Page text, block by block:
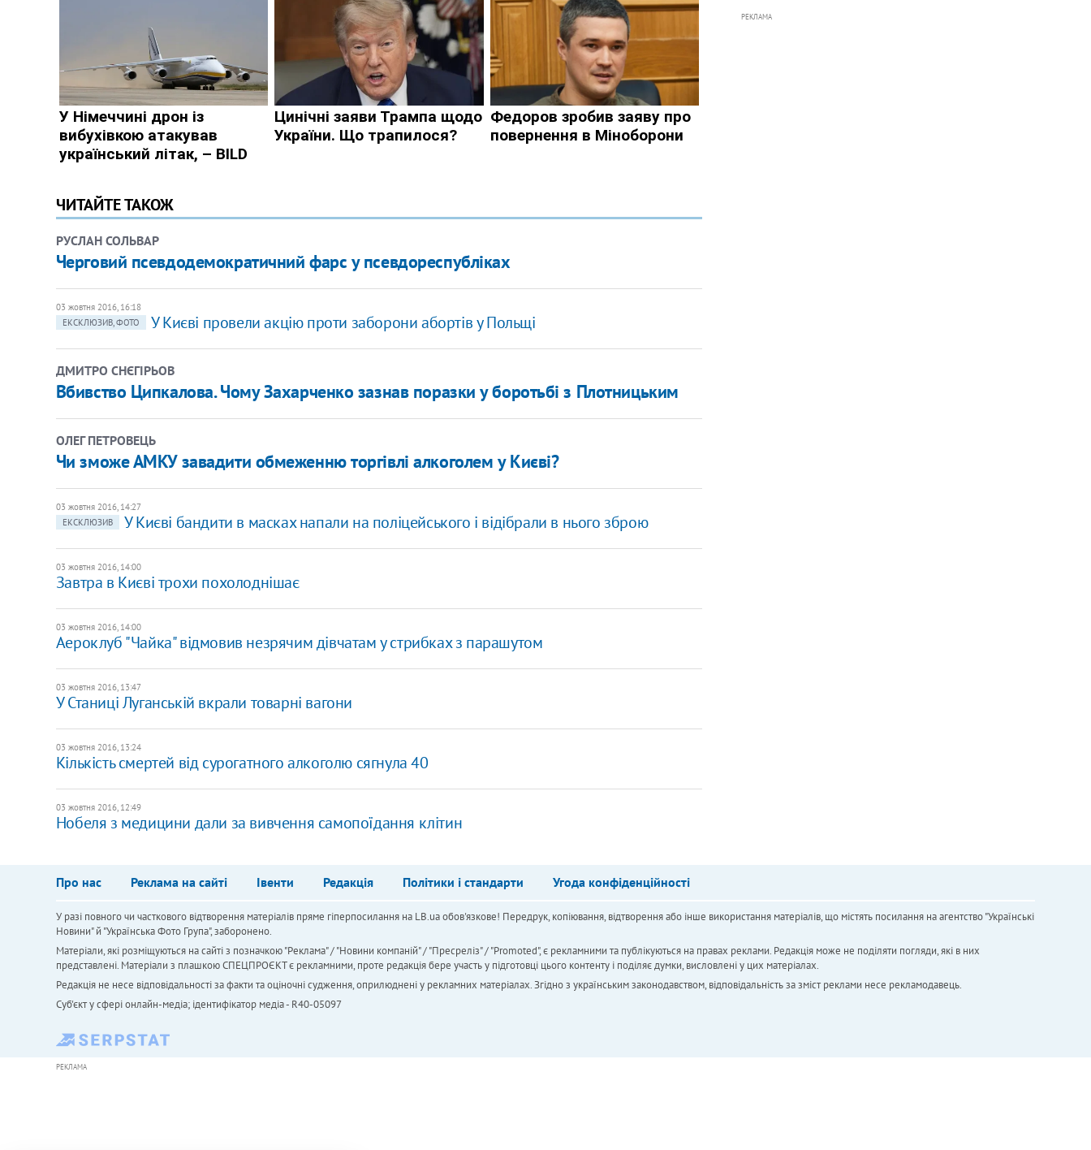
ЧИТАЙТЕ ТАКОЖ
РУСЛАН СОЛЬВАР
Черговий псевдодемократичний фарс у псевдореспубліках
03 жовтня 2016, 16:18
ЕКСКЛЮЗИВ, ФОТО
У Києві провели акцію проти заборони абортів у Польщі
ДМИТРО СНЄГІРЬОВ
Вбивство Ципкалова. Чому Захарченко зазнав поразки у боротьбі з Плотницьким
ОЛЕГ ПЕТРОВЕЦЬ
Чи зможе АМКУ завадити обмеженню торгівлі алкоголем у Києві?
03 жовтня 2016, 14:27
ЕКСКЛЮЗИВ
У Києві бандити в масках напали на поліцейського і відібрали в нього зброю
03 жовтня 2016, 14:00
Завтра в Києві трохи похолоднішає
03 жовтня 2016, 14:00
Аероклуб "Чайка" відмовив незрячим дівчатам у стрибках з парашутом
03 жовтня 2016, 13:47
У Станиці Луганській вкрали товарні вагони
03 жовтня 2016, 13:24
Кількість смертей від сурогатного алкоголю сягнула 40
03 жовтня 2016, 12:49
Нобеля з медицини дали за вивчення самопоїдання клітин
РЕКЛАМА
Про нас Реклама на сайті Івенти Редакція Політики і стандарти Угода конфіденційності
У разі повного чи часткового відтворення матеріалів пряме гіперпосилання на LB.ua обов'язкове! Передрук, копіювання, відтворення або інше використання матеріалів, що містять посилання на агентство "Українськi
Новини" й "Українська Фото Група", заборонено.
Матеріали, які розміщуються на сайті з позначкою "Реклама" / "Новини компаній" / "Пресреліз" / "Promoted", є рекламними та публікуються на правах реклами. Редакція може не поділяти погляди, які в них
представлені. Матеріали з плашкою СПЕЦПРОЄКТ є рекламними, проте редакція бере участь у підготовці цього контенту і поділяє думки, висловлені у цих матеріалах.
Редакція не несе відповідальності за факти та оціночні судження, оприлюднені у рекламних матеріалах. Згідно з українським законодавством, відповідальність за зміст реклами несе рекламодавець.
Cуб'єкт у сфері онлайн-медіа; ідентифікатор медіа - R40-05097
РЕКЛАМА